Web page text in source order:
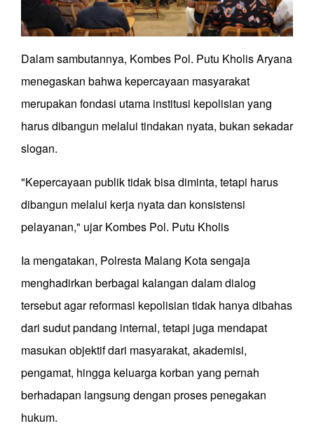
Dalam sambutannya, Kombes Pol. Putu Kholis Aryana
menegaskan bahwa kepercayaan masyarakat
merupakan fondasi utama institusi kepolisian yang
harus dibangun melalui tindakan nyata, bukan sekadar
slogan.
"Kepercayaan publik tidak bisa diminta, tetapi harus
dibangun melalui kerja nyata dan konsistensi
pelayanan," ujar Kombes Pol. Putu Kholis
Ia mengatakan, Polresta Malang Kota sengaja
menghadirkan berbagai kalangan dalam dialog
tersebut agar reformasi kepolisian tidak hanya dibahas
dari sudut pandang internal, tetapi juga mendapat
masukan objektif dari masyarakat, akademisi,
pengamat, hingga keluarga korban yang pernah
berhadapan langsung dengan proses penegakan
hukum.